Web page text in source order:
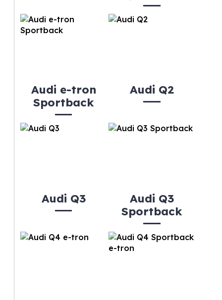
Audi e-tron
Sportback
Audi Q2
Audi Q3
Audi Q3
Sportback